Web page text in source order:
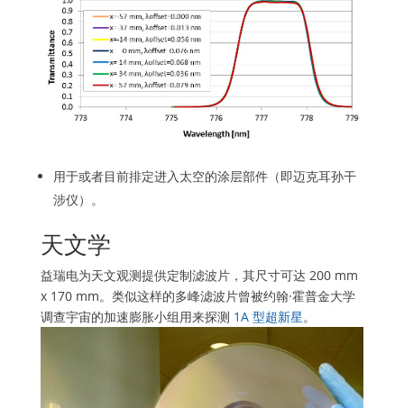
用于或者目前排定进入太空的涂层部件（即迈克耳孙干
涉仪）。
天文学
益瑞电为天文观测提供定制滤波片，其尺寸可达 200 mm
x 170 mm。类似这样的多峰滤波片曾被约翰·霍普金大学
调查宇宙的加速膨胀小组用来探测 1A 型超新星。